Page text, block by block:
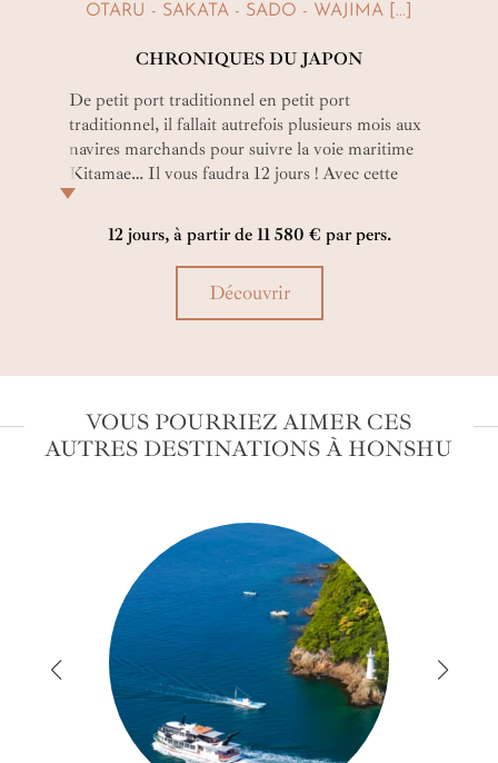
OTARU - SAKATA - SADO - WAJIMA [...]
CHRONIQUES DU JAPON
De petit port traditionnel en petit port
traditionnel, il fallait autrefois plusieurs mois aux
navires marchands pour suivre la voie maritime
Kitamae… Il vous faudra 12 jours ! Avec cette
croisière combinant deux des îles majeures du
Japon, plongez dans les mémoires de l’honorable
archipel !
12 jours, à partir de 11 580 € par pers.
Découvrir
VOUS POURRIEZ AIMER CES
AUTRES DESTINATIONS À HONSHU